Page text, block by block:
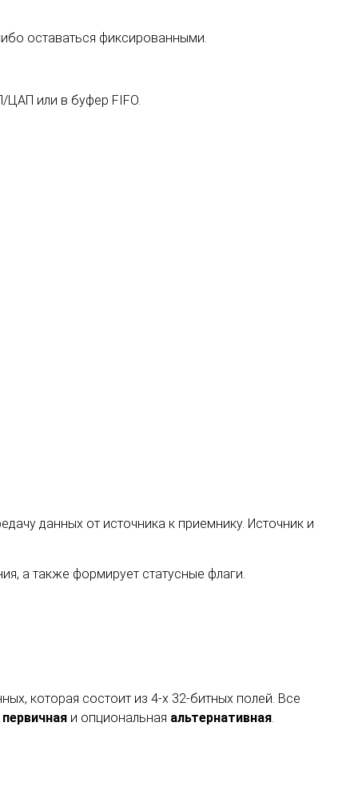
оставаться фиксированными.
ЦАП или в буфер FIFO.
данных от источника к приемнику. Источник и
а также формирует статусные флаги.
которая состоит из 4-х 32-битных полей. Все
первичная и опциональная альтернативная.